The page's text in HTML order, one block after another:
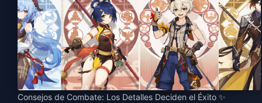
Consejos de Combate: Los Detalles Deciden el Éxito ✨